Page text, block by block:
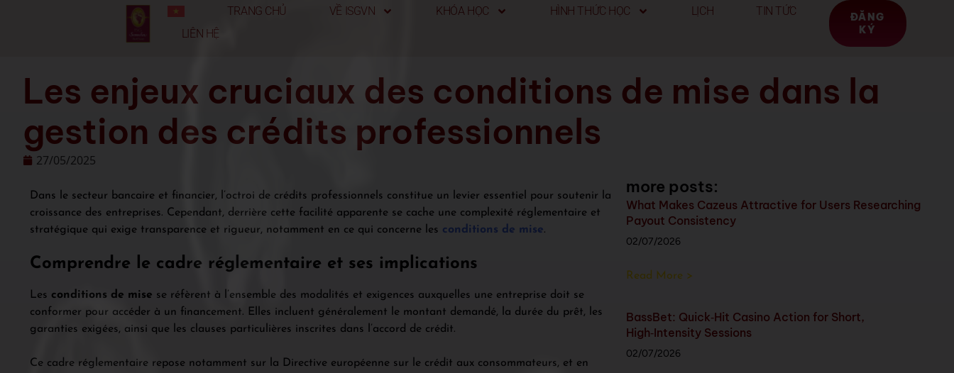
TRANG CHỦ VỀ ISGVN KHÓA HỌC HÌNH THỨC HỌC LỊCH
TIN TỨC
LIÊN HỆ
ĐĂNG
KÝ
Les enjeux cruciaux des conditions de mise dans la
gestion des crédits professionnels
27/05/2025
Dans le secteur bancaire et financier, l’octroi de crédits professionnels constitue un levier essentiel pour soutenir la
croissance des entreprises. Cependant, derrière cette facilité apparente se cache une complexité réglementaire et
stratégique qui exige transparence et rigueur, notamment en ce qui concerne les conditions de mise.
Comprendre le cadre réglementaire et ses implications
Les conditions de mise se réfèrent à l’ensemble des modalités et exigences auxquelles une entreprise doit se
conformer pour accéder à un financement. Elles incluent généralement le montant demandé, la durée du prêt, les
garanties exigées, ainsi que les clauses particulières inscrites dans l’accord de crédit.
Ce cadre réglementaire repose notamment sur la Directive européenne sur le crédit aux consommateurs, et en
more posts:
What Makes Cazeus Attractive for Users Researching
Payout Consistency
02/07/2026
Read More >
BassBet: Quick‑Hit Casino Action for Short,
High‑Intensity Sessions
02/07/2026